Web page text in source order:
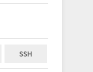
SSH